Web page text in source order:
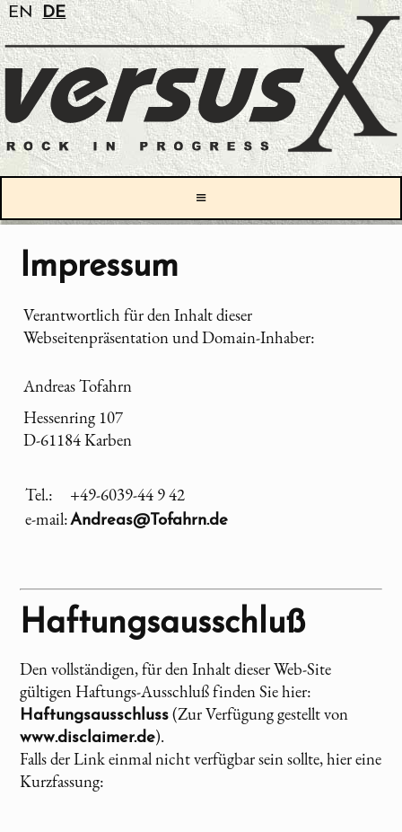
EN DE
≡
Impressum
Verantwortlich für den Inhalt dieser
Webseitenpräsentation und Domain-Inhaber:
Andreas Tofahrn
Hessenring 107
D-61184 Karben
Tel.:
+49-6039-44 9 42
e-mail:Andreas@Tofahrn.de
Haftungsausschluß
Den vollständigen, für den Inhalt dieser Web-Site
gültigen Haftungs-Ausschluß finden Sie hier:
Haftungsausschluss (Zur Verfügung gestellt von
www.disclaimer.de).
Falls der Link einmal nicht verfügbar sein sollte, hier eine
Kurzfassung: